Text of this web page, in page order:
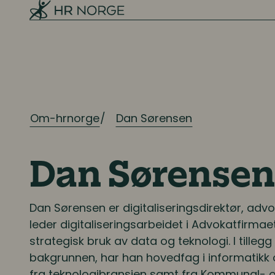
Kompetanseutvikling
Lederutvikling
Lønn og ytelser
Lønn og ytelser
Om-hrnorge Dan Sørensen
Dan Sørensen
Dan Sørensen er digitaliseringsdirektør,
leder digitaliseringsarbeidet i
strategisk bruk av data og teknologi. I tillegg
bakgrunnen, har han hovedfag i